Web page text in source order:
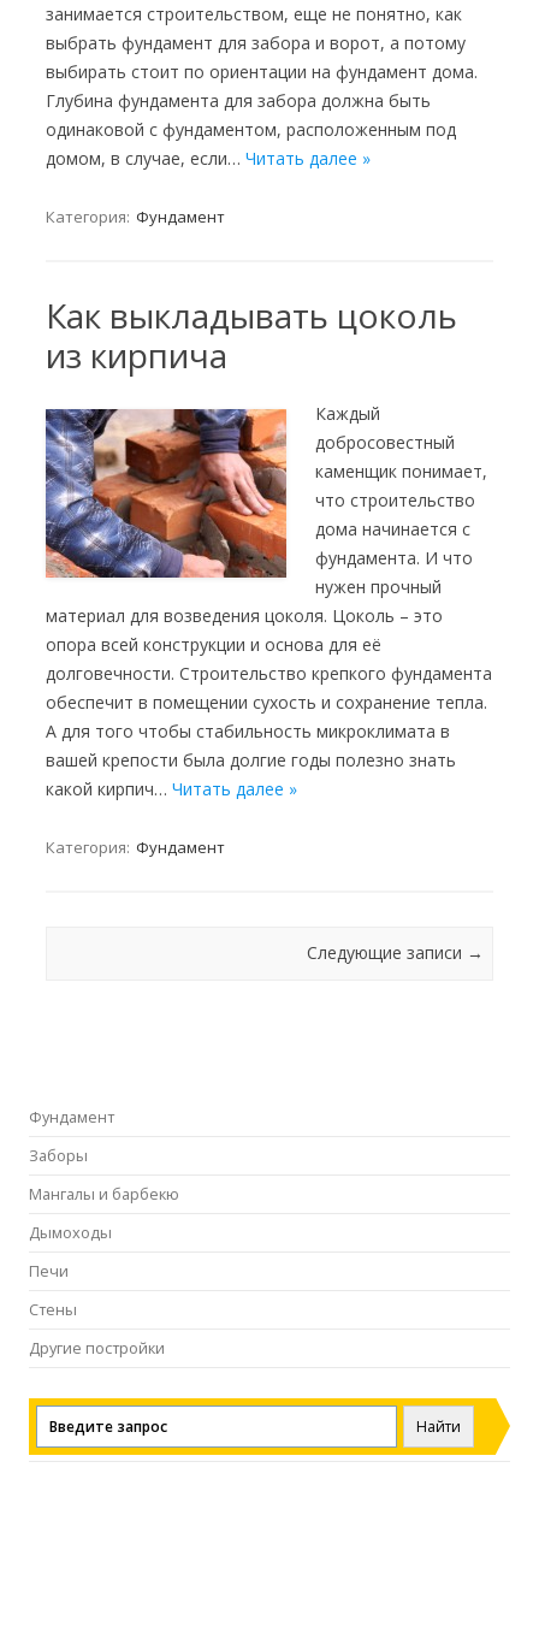
занимается строительством, еще не понятно, как
выбрать фундамент для забора и ворот, а потому
выбирать стоит по ориентации на фундамент дома.
Глубина фундамента для забора должна быть
одинаковой с фундаментом, расположенным под
домом, в случае, если… Читать далее »
Категория: Фундамент
Как выкладывать цоколь
из кирпича
Каждый
добросовестный
каменщик понимает,
что строительство
дома начинается с
фундамента. И что
нужен прочный
материал для возведения цоколя. Цоколь – это
опора всей конструкции и основа для её
долговечности. Строительство крепкого фундамента
обеспечит в помещении сухость и сохранение тепла.
А для того чтобы стабильность микроклимата в
вашей крепости была долгие годы полезно знать
какой кирпич… Читать далее »
Категория: Фундамент
Следующие записи →
Фундамент
Заборы
Мангалы и барбекю
Дымоходы
Печи
Стены
Другие постройки